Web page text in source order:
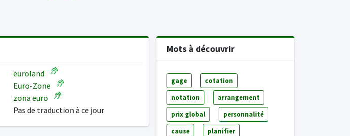
euroland
Euro-Zone
zona euro
Pas de traduction à ce jour
Mots à découvrir
gage cotation
notation arrangement
prix global personnalité
cause planifier